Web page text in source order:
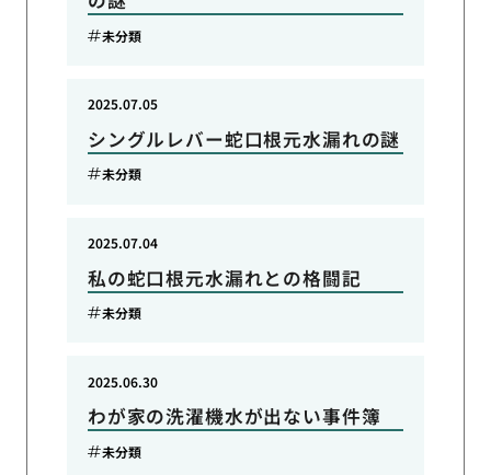
未分類
シングルレバー蛇口根元水漏れの謎
2025.07.05
未分類
私の蛇口根元水漏れとの格闘記
2025.07.04
未分類
わが家の洗濯機水が出ない事件簿
2025.06.30
未分類